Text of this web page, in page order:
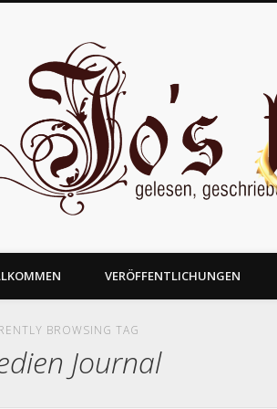
geschrieben und nachgedacht
VERÖFFENTLICHUNGEN
BROWSING TAG
Journal